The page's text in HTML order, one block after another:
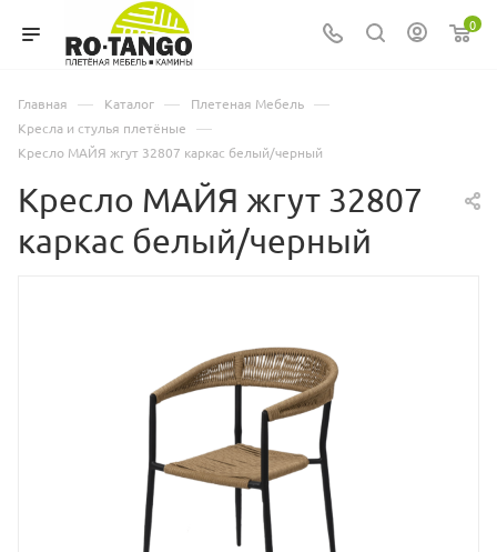
0
Главная — Каталог — Плетеная Мебель —
Кресла и стулья плетёные —
Кресло МАЙЯ жгут 32807 каркас белый/черный
Кресло МАЙЯ жгут 32807
каркас белый/черный